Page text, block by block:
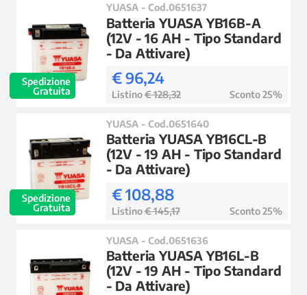
Spedizione
Gratuita
YUASA - Cod.0651637
Batteria YUASA YB16B-A
(12V - 16 AH - Tipo Standard
- Da Attivare)
€ 96,24
Listino€ 128,32 Sconto 25%
Spedizione
Gratuita
YUASA - Cod.0651640
Batteria YUASA YB16CL-B
(12V - 19 AH - Tipo Standard
- Da Attivare)
€ 108,88
Listino€ 145,17 Sconto 25%
YUASA - Cod.0651636
Batteria YUASA YB16L-B
(12V - 19 AH - Tipo Standard
- Da Attivare)